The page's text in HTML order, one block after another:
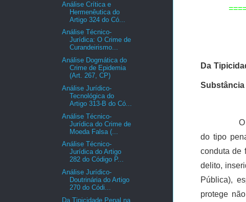
Da
Substância
do tipo
conduta de
delito,
Pública),
protege
Análise Crítica e
Hermenêutica do
Artigo 324 do Có...
Análise Técnico-
Jurídica: O Crime de
Curandeirismo...
Análise Dogmática do
Crime de Epidemia
(Art. 267, CP)
Análise Jurídico-
Tecnológica do
Artigo 313-B do Có...
Análise Técnico-
Jurídica do Crime de
Moeda Falsa (...
Análise Técnico-
Jurídica do Artigo
282 do Código P...
Análise Jurídico-
Doutrinária do Artigo
270 do Códi...
Da Tipicidade Penal na